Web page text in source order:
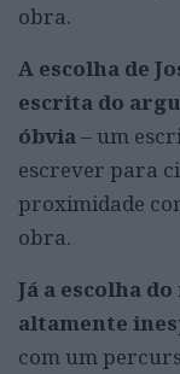
obra.
A escolha de
escrita do
óbvia – um
escrever para
proximidade
obra.
Já a escolha
altamente
com um